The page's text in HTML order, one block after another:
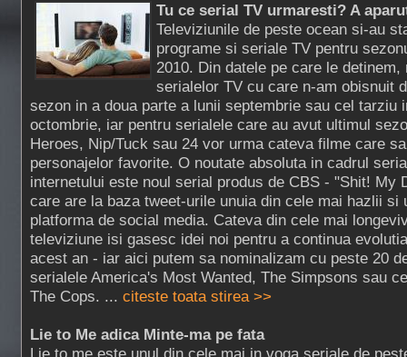
Tu ce serial TV urmaresti? A
Televiziunile de peste ocean si-au
programe si seriale TV pentru
2010. Din datele pe care le detinem,
serialelor TV cu care n-am obisnuit
sezon in a doua parte a lunii septembrie sau cel tarziu
octombrie, iar pentru serialele care au avut ultimul
Heroes, Nip/Tuck sau 24 vor urma cateva filme care
personajelor favorite. O noutate absoluta in cadrul
internetului este noul serial produs de CBS - "Shit! My
care are la baza tweet-urile unuia din cele mai hazlii si
platforma de social media. Cateva din cele mai
televiziune isi gasesc idei noi pentru a continua
acest an - iar aici putem sa nominalizam cu peste 20
serialele America's Most Wanted, The Simpsons sau
The Cops. ... citeste toata stirea >>
Lie to Me adica Minte-ma pe fata
Lie to me este unul din cele mai in voga seriale de